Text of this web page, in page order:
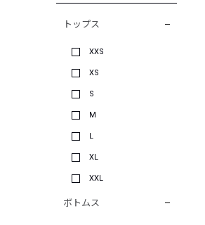
トップス
XXS
XS
S
M
L
XL
XXL
ボトムス